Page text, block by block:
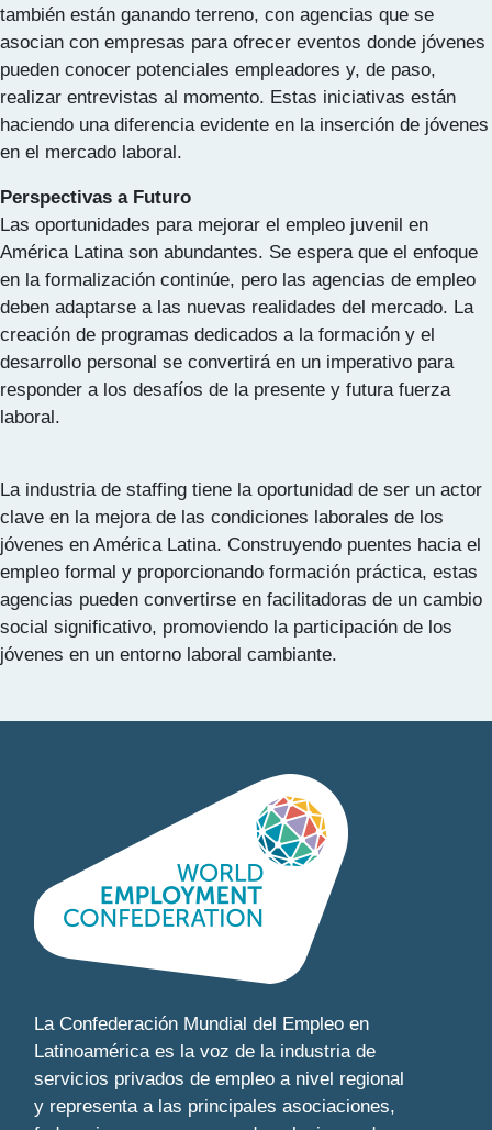
también están ganando terreno, con agencias que se
asocian con empresas para ofrecer eventos donde jóvenes
pueden conocer potenciales empleadores y, de paso,
realizar entrevistas al momento. Estas iniciativas están
haciendo una diferencia evidente en la inserción de jóvenes
en el mercado laboral.
Perspectivas a Futuro
Las oportunidades para mejorar el empleo juvenil en
América Latina son abundantes. Se espera que el enfoque
en la formalización continúe, pero las agencias de empleo
deben adaptarse a las nuevas realidades del mercado. La
creación de programas dedicados a la formación y el
desarrollo personal se convertirá en un imperativo para
responder a los desafíos de la presente y futura fuerza
laboral.
La industria de staffing tiene la oportunidad de ser un actor
clave en la mejora de las condiciones laborales de los
jóvenes en América Latina. Construyendo puentes hacia el
empleo formal y proporcionando formación práctica, estas
agencias pueden convertirse en facilitadoras de un cambio
social significativo, promoviendo la participación de los
jóvenes en un entorno laboral cambiante.
La Confederación Mundial del Empleo en
Latinoamérica es la voz de la industria de
servicios privados de empleo a nivel regional
y representa a las principales asociaciones,